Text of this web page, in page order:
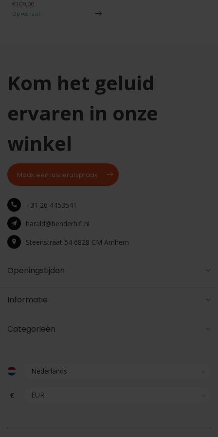
€109,00
Op voorraad
Kom het geluid
ervaren in onze
winkel
Maak een luisterafspraak
+31 26 4453541
harald@benderhifi.nl
Steenstraat 54 6828 CM Arnhem
Openingstijden
Informatie
Categorieën
€